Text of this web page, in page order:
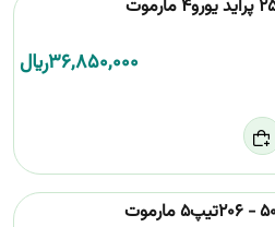
36,850,000﷼